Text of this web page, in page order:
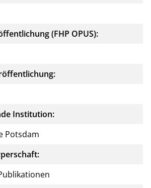
(FHP OPUS):
Institution:
Potsdam